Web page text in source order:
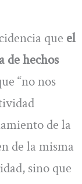
que el
de hechos
“no nos
de la
de la misma
sino que